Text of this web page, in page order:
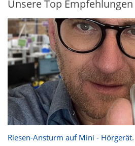
Unsere Top Empfehlungen
Riesen-Ansturm auf Mini - Hörgerät.